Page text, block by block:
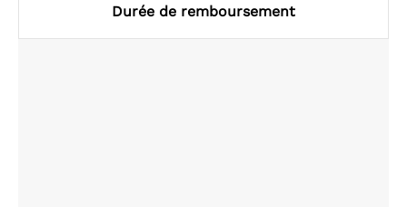
Durée de remboursement